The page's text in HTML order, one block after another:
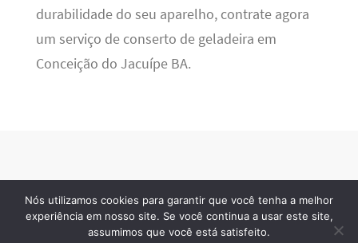
durabilidade do seu aparelho, contrate agora
um serviço de conserto de geladeira em
Conceição do Jacuípe BA.
· 2026 © Todos os direitos reservados
Nós utilizamos cookies para garantir que você tenha a melhor
experiência em nosso site. Se você continua a usar este site,
assumimos que você está satisfeito.